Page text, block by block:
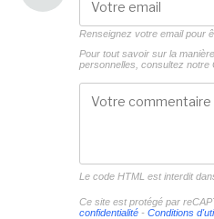
Renseignez votre email pour
Pour tout savoir sur la
personnelles, consultez notre
Le code HTML est interdit
Ce site est protégé par
confidentialité- Conditions